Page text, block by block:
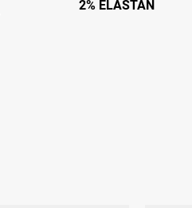
2% ELASTAN